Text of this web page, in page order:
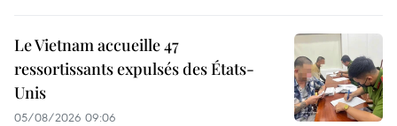
Le Vietnam accueille 47
ressortissants expulsés des États-
Unis
05/08/2026 09:06